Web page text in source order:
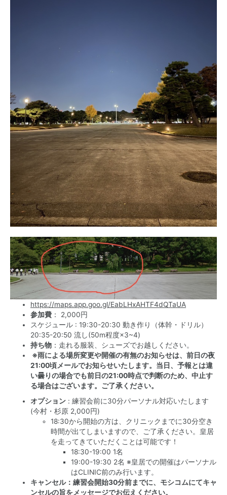
https://maps.app.goo.gl/EabLHxAHTF4dQTaUA
参加費 ： 2,000円
スケジュール : 19:30-20:30 動き作り（体幹・ドリル）
20:35-20:50 流し(50m程度×3~4)
持ち物 ：走れる服装、シューズでお越しください。
※雨による場所変更や開催の有無のお知らせは、前日の夜
21:00頃メールでお知らせいたします。当日、予報とは違
い曇りの場合でも前日の21:00時点で判断のため、中止す
る場合はございます。ご了承ください。
オプション : 練習会前に30分パーソナル対応いたします
(今村・杉原 2,000円)
18:30から開始の方は、クリニックまでに30分空き
時間が出てしまいますので、ご了承ください。皇居
を走ってきていただくことは可能です！
18:30-19:00 1名
19:00-19:30 2名 ※皇居での開催はパーソナル
はCLINIC前のみ行います。
キャンセル：練習会開始30分前までに、モシコムにてキャ
ンセルの旨をメッセージでお伝えください。